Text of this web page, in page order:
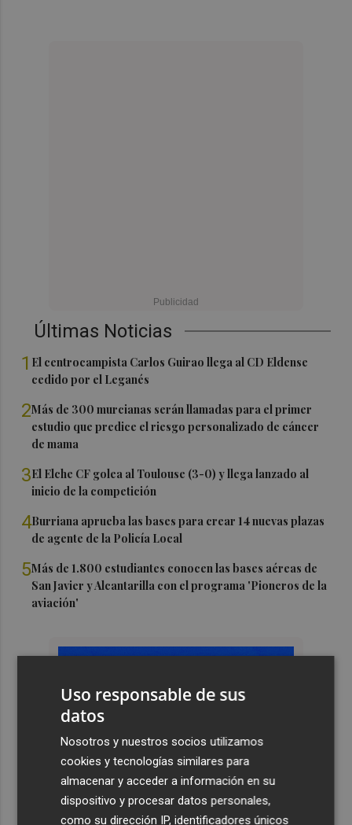
Últimas Noticias
1 El centrocampista Carlos Guirao llega al CD Eldense
cedido por el Leganés
2Más de 300 murcianas serán llamadas para el primer
estudio que predice el riesgo personalizado de cáncer
de mama
3El Elche CF golea al Toulouse (3-0) y llega lanzado al
inicio de la competición
4Burriana aprueba las bases para crear 14 nuevas plazas
de agente de la Policía Local
5Más de 1.800 estudiantes conocen las bases aéreas de
San Javier y Alcantarilla con el programa 'Pioneros de la
aviación'
Uso responsable de sus
datos
Nosotros y nuestros socios utilizamos
cookies y tecnologías similares para
almacenar y acceder a información en su
dispositivo y procesar datos personales,
como su dirección IP, identificadores únicos